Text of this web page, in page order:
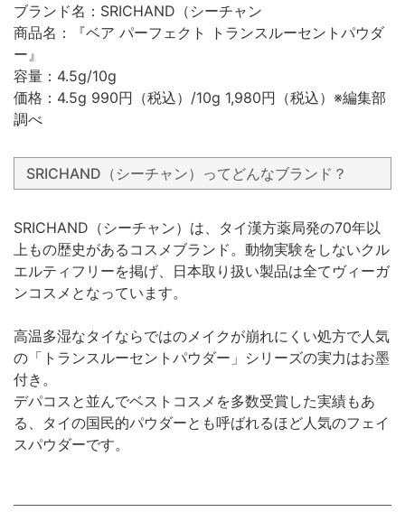
ブランド名：SRICHAND（シーチャン
商品名：『ベア パーフェクト トランスルーセントパウダ
ー』
容量：4.5g/10g
価格：4.5g 990円（税込）/10g 1,980円（税込）※編集部
調べ
SRICHAND（シーチャン）ってどんなブランド？
SRICHAND（シーチャン）は、タイ漢方薬局発の70年以
上もの歴史があるコスメブランド。動物実験をしないクル
エルティフリーを掲げ、日本取り扱い製品は全てヴィーガ
ンコスメとなっています。
高温多湿なタイならではのメイクが崩れにくい処方で人気
の「トランスルーセントパウダー」シリーズの実力はお墨
付き。
デパコスと並んでベストコスメを多数受賞した実績もあ
る、タイの国民的パウダーとも呼ばれるほど人気のフェイ
スパウダーです。